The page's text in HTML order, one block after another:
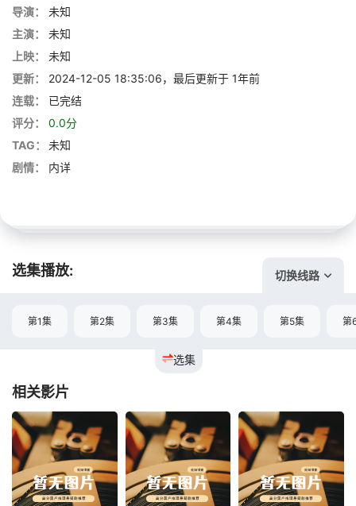
导演：
未知
主演：
未知
上映：
未知
更新：
2024-12-05 18:35:06，最后更新于 1年前
连载：
已完结
评分：
0.0分
TAG：
未知
剧情：
内详
选集播放: 切换线路
选集
第1集 第2集 第3集 第4集 第5集 第
相关影片